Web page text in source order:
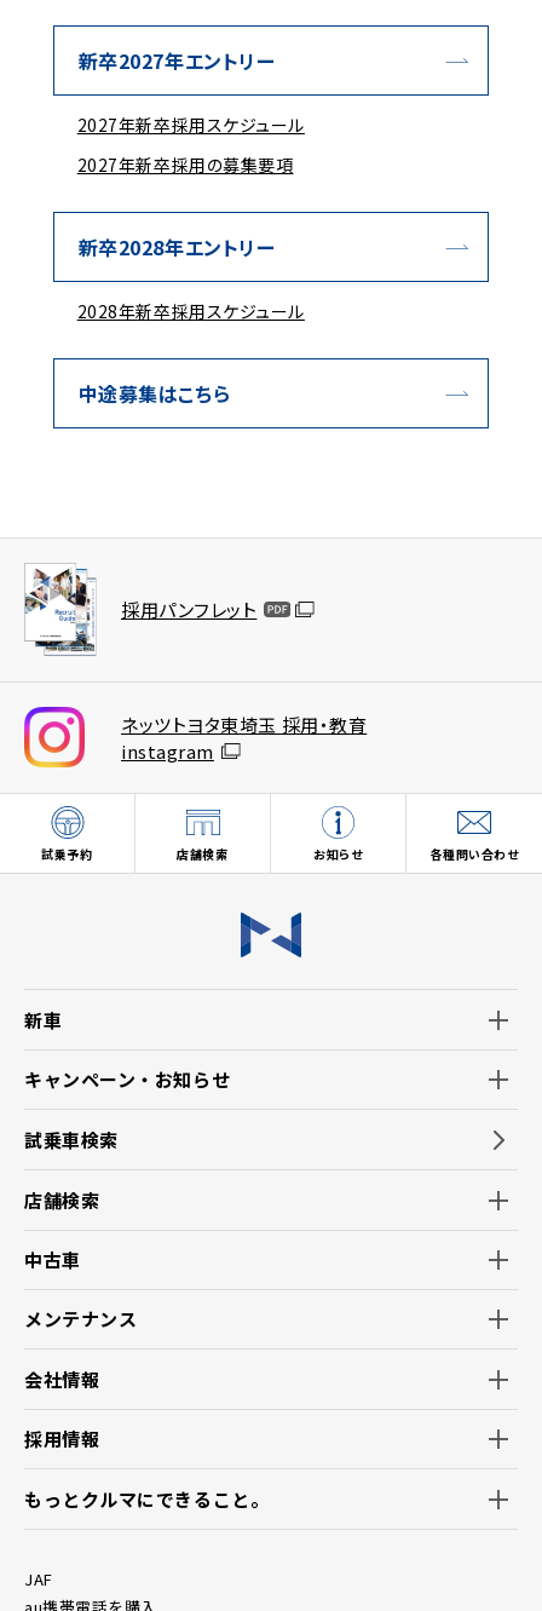
新卒2027年エントリー
2027年新卒採用スケジュール
2027年新卒採用の募集要項
新卒2028年エントリー
2028年新卒採用スケジュール
中途募集はこちら
採用パンフレット
ネッツトヨタ東埼玉 採用・教育
instagram
試乗予約 店舗検索 お知らせ 各種問い合わせ
新車
キャンペーン・お知らせ
試乗車検索
店舗検索
中古車
メンテナンス
会社情報
採用情報
もっとクルマにできること。
JAF